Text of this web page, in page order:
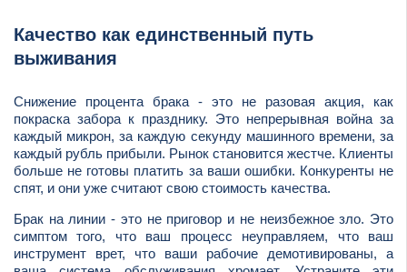
Качество как единственный путь
выживания
Снижение процента брака - это не разовая акция, как
покраска забора к празднику. Это непрерывная война за
каждый микрон, за каждую секунду машинного времени, за
каждый рубль прибыли. Рынок становится жестче. Клиенты
больше не готовы платить за ваши ошибки. Конкуренты не
спят, и они уже считают свою стоимость качества.
Брак на линии - это не приговор и не неизбежное зло. Это
симптом того, что ваш процесс неуправляем, что ваш
инструмент врет, что ваши рабочие демотивированы, а